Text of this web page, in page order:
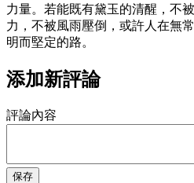
力量。若能既有黛玉的清醒，不
力，不被風雨壓倒，或許人在無
明而堅定的路。
添加新評論
評論內容
保存